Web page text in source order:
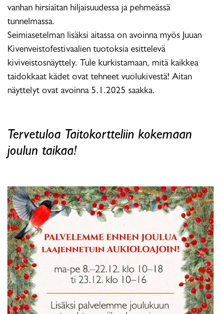
vanhan hirsiaitan hiljaisuudessa ja pehmeässä
tunnelmassa.
Seimiasetelman lisäksi aitassa on avoinna myös Juuan
Kivenveistofestivaalien tuotoksia esittelevä
kiviveistosnäyttely. Tule kurkistamaan, mitä kaikkea
taidokkaat kädet ovat tehneet vuolukivestä! Aitan
näyttelyt ovat avoinna 5.1.2025 saakka.
Tervetuloa Taitokortteliin kokemaan
joulun taikaa!